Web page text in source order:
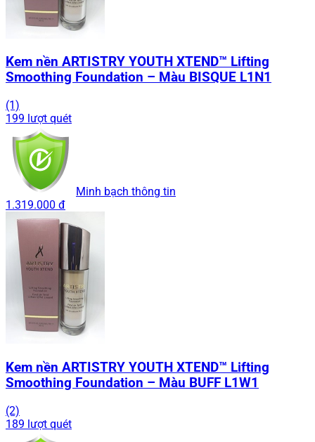
Kem nền ARTISTRY YOUTH XTEND™ Lifting
Smoothing Foundation – Màu BISQUE L1N1
(1)
199 lượt quét
Minh bạch thông tin
1.319.000 đ
Kem nền ARTISTRY YOUTH XTEND™ Lifting
Smoothing Foundation – Màu BUFF L1W1
(2)
189 lượt quét